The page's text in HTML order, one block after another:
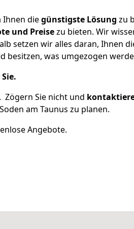
Ihnen diegünstigste Lösung zu
und Preisezu bieten. Wir
setzen wir alles daran, Ihnen
besitzen, was umgezogen
Zögern Sie nicht und
am Taunus zu planen.
Angebote.